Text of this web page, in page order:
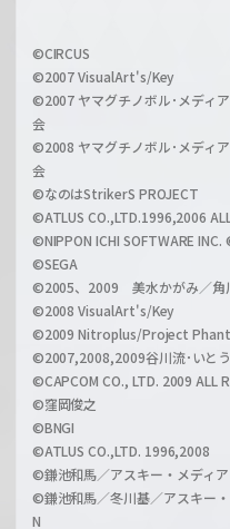
a
r
z
i
l
h
n
l
©CIRCUS
©2007 VisualArt's/Key
©2007 ヤマグチノボル･メディ
会
©2008 ヤマグチノボル･メディ
会
©なのはStrikerS PROJECT
©ATLUS CO.,LTD.1996,2006
©NIPPON ICHI SOFTWARE
©SEGA
©2005、2009 美水かがみ／角
©2008 VisualArt's/Key
©2009 Nitroplus/Project
©2007,2008,2009谷川流･いと
©CAPCOM CO., LTD. 2009 ALL
©窪岡俊之
©BNGI
©ATLUS CO.,LTD. 1996,2008
©鎌池和馬／アスキー・メディ
©鎌池和馬／冬川基／アスキー
N